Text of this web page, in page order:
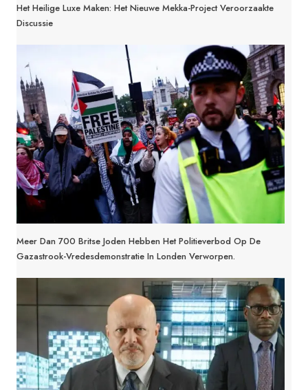
Het Heilige Luxe Maken: Het Nieuwe Mekka-Project Veroorzaakte
Discussie
Meer Dan 700 Britse Joden Hebben Het Politieverbod Op De
Gazastrook-Vredesdemonstratie In Londen Verworpen.